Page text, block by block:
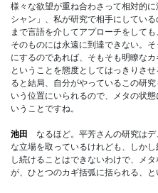
様々な欲望が重ね合わさって相対的
シャン」、私が研究で相手にしてい
まで言語を介してアプローチをして
そのものには永遠に到達できない。
にするのであれば、そもそも明瞭な
ということを態度としてはっきりさ
ると結局、自分がやっているこの研
いう位置にいられるので、メタの状
いうことですね。
池田 なるほど。平芳さんの研究はデ
な立場を取っているけれども、しか
し続けることはできないわけで、メ
が、ひとつのカギ括弧に括られる、と